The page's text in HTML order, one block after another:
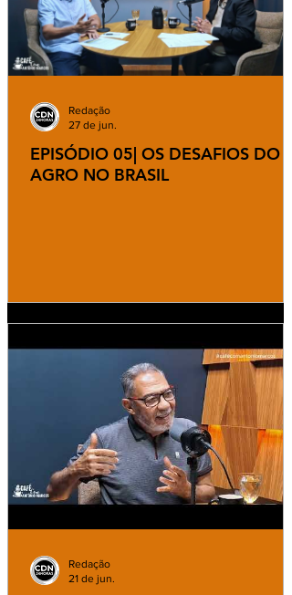
EPISÓDIO 05| OS DESAFIOS DO
AGRO NO BRASIL
Redação
27 de jun.
Redação
21 de jun.